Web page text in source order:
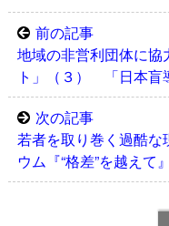
前の記事
地域の非営利団体に協
ト」（３） 「日本盲
次の記事
若者を取り巻く過酷
ウム『“格差”を越えて